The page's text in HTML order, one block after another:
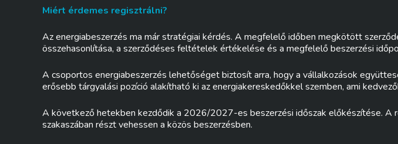
Miért érdemes regisztrálni?
Az energiabeszerzés ma már stratégiai kérdés. A megfelelő időben megkötött
összehasonlítása, a szerződéses feltételek értékelése és a megfelelő beszerzési
A csoportos energiabeszerzés lehetőséget biztosít arra, hogy a vállalkozások
erősebb tárgyalási pozíció alakítható ki az energiakereskedőkkel szemben, ami
A következő hetekben kezdődik a 2026/2027-es beszerzési időszak előkészítése. A
szakaszában részt vehessen a közös beszerzésben.